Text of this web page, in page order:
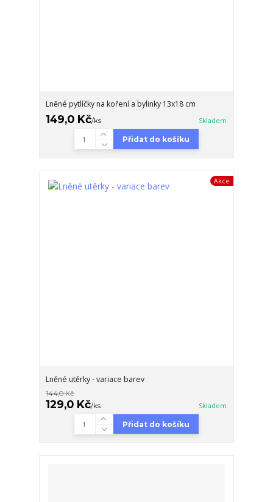
Lněné pytlíčky na koření a bylinky 13x18 cm
149,0 Kč/ks Skladem
Přidat do košíku
Akce
Lněné utěrky - variace barev
144,0 Kč
129,0 Kč/ks Skladem
Přidat do košíku